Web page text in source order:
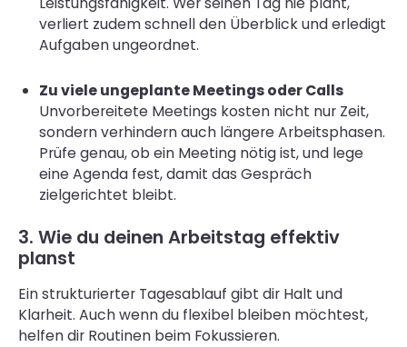
verliert zudem schnell den Überblick und erledigt
Aufgaben ungeordnet.
Zu viele ungeplante Meetings oder Calls
Unvorbereitete Meetings kosten nicht nur Zeit,
sondern verhindern auch längere Arbeitsphasen.
Prüfe genau, ob ein Meeting nötig ist, und lege
eine Agenda fest, damit das Gespräch
zielgerichtet bleibt.
3. Wie du deinen Arbeitstag effektiv
planst
Ein strukturierter Tagesablauf gibt dir Halt und
Klarheit. Auch wenn du flexibel bleiben möchtest,
helfen dir Routinen beim Fokussieren.